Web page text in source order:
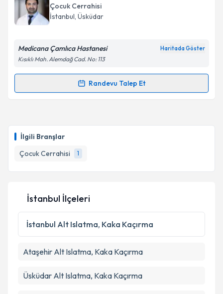
İlgili Branşlar
Çocuk Cerrahisi
1
Çocuk Cerrahisi
İstanbul, Üsküdar
Medicana Çamlıca Hastanesi Haritada Göster
Kısıklı Mah. Alemdağ Cad. No: 113
Randevu Talep Et
Randevu Takvimi Talebi
takvim hazırlandığında e-posta ile bilgilendireceğiz.
E-posta Adresiniz
Kişisel verilerimin işlenmesine ilişkinAydınlatma
Metni 'ni okudum ve kişisel verilerimin belirtilen
kapsamda işlenmesini kabul ediyorum.
İstanbul İlçeleri
İstanbul Alt Islatma, Kaka Kaçırma
Ataşehir Alt Islatma, Kaka Kaçırma
Üsküdar Alt Islatma, Kaka Kaçırma